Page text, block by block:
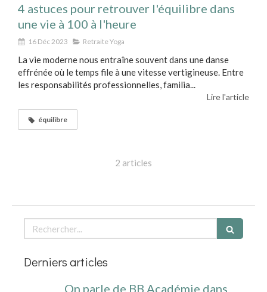
4 astuces pour retrouver l'équilibre dans
une vie à 100 à l'heure
16 Déc 2023 Retraite Yoga
La vie moderne nous entraîne souvent dans une danse
effrénée où le temps file à une vitesse vertigineuse. Entre
les responsabilités professionnelles, familia...
Lire l'article
équilibre
2 articles
Rechercher
Derniers articles
On parle de BB Académie dans